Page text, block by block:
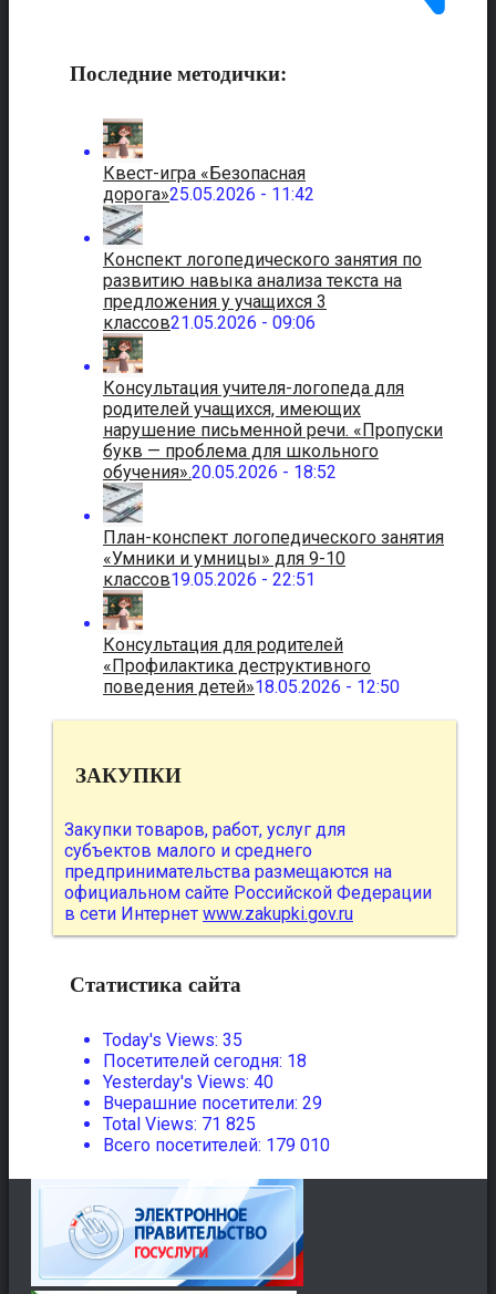
Последние методички:
Квест-игра «Безопасная
дорога»25.05.2026 - 11:42
Конспект логопедического занятия по
развитию навыка анализа текста на
предложения у учащихся 3
классов21.05.2026 - 09:06
Консультация учителя-логопеда для
родителей учащихся, имеющих
нарушение письменной речи. «Пропуски
букв — проблема для школьного
обучения».20.05.2026 - 18:52
План-конспект логопедического занятия
«Умники и умницы» для 9-10
классов19.05.2026 - 22:51
Консультация для родителей
«Профилактика деструктивного
поведения детей»18.05.2026 - 12:50
ЗАКУПКИ
Закупки товаров, работ, услуг для
субъектов малого и среднего
предпринимательства размещаются на
официальном сайте Российской Федерации
в сети Интернет www.zakupki.gov.ru
Статистика сайта
Today's Views: 35
Посетителей сегодня: 18
Yesterday's Views: 40
Вчерашние посетители: 29
Total Views: 71 825
Всего посетителей: 179 010